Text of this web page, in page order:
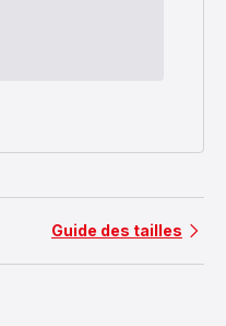
Guide des tailles